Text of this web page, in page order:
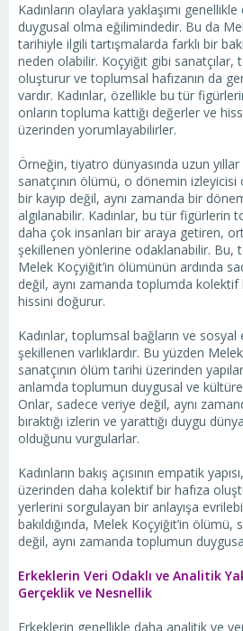
Kadınların olaylara yaklaşımı
duygusal olma eğilimindedir. Bu da
tarihiyle ilgili tartışmalarda farklı bir
neden olabilir. Koçyiğit gibi sanatçılar,
oluşturur ve toplumsal hafızanın da
vardır. Kadınlar, özellikle bu tür
onların topluma kattığı değerler ve
üzerinden yorumlayabilirler.
Örneğin, tiyatro dünyasında uzun
sanatçının ölümü, o dönemin
bir kayıp değil, aynı zamanda bir
algılanabilir. Kadınlar, bu tür figürlerin
daha çok insanları bir araya getiren,
şekillenen yönlerine odaklanabilir. Bu,
Melek Koçyiğit’in ölümünün ardında
değil, aynı zamanda toplumda kolektif
hissini doğurur.
Kadınlar, toplumsal bağların ve
şekillenen varlıklardır. Bu yüzden
sanatçının ölüm tarihi üzerinden
anlamda toplumun duygusal ve kültürel
Onlar, sadece veriye değil, aynı
bıraktığı izlerin ve yarattığı duygu
olduğunu vurgularlar.
Kadınların bakış açısının empatik
üzerinden daha kolektif bir hafıza
yerlerini sorgulayan bir anlayışa
bakıldığında, Melek Koçyiğit’in
değil, aynı zamanda toplumun duygusal
Erkeklerin Veri Odaklı ve Analitik
Gerçeklik ve Nesnellik
Erkeklerin genellikle daha analitik ve